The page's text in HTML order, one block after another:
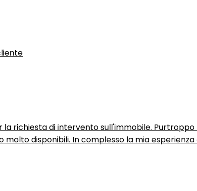
richiesta di intervento sull'immobile.
disponibili. In complesso la mia esperienza